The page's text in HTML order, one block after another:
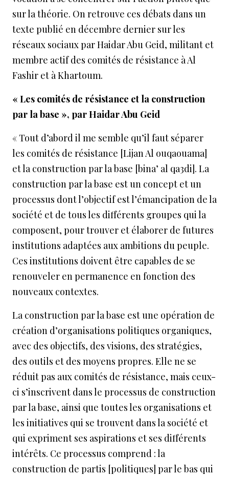
sur la théorie. On retrouve ces débats dans un
texte publié en décembre dernier sur les
réseaux sociaux par Haidar Abu Geid, militant et
membre actif des comités de résistance à Al
Fashir et à Khartoum.
« Les comités de résistance et la construction
par la base », par Haidar Abu Geid
« Tout d’abord il me semble qu’il faut séparer
les comités de résistance [Lijan Al ouqaouama]
et la construction par la base [bina’ al qa3di]. La
construction par la base est un concept et un
processus dont l’objectif est l’émancipation de la
société et de tous les différents groupes qui la
composent, pour trouver et élaborer de futures
institutions adaptées aux ambitions du peuple.
Ces institutions doivent être capables de se
renouveler en permanence en fonction des
nouveaux contextes.
La construction par la base est une opération de
création d’organisations politiques organiques,
avec des objectifs, des visions, des stratégies,
des outils et des moyens propres. Elle ne se
réduit pas aux comités de résistance, mais ceux-
ci s’inscrivent dans le processus de construction
par la base, ainsi que toutes les organisations et
les initiatives qui se trouvent dans la société et
qui expriment ses aspirations et ses différents
intérêts. Ce processus comprend : la
construction de partis [politiques] par le bas qui